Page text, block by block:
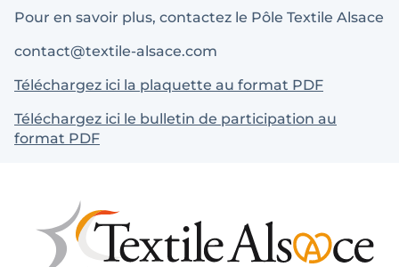
Pour en savoir plus, contactez le Pôle Textile Alsace
contact@textile-alsace.com
Téléchargez ici la plaquette au format PDF
Téléchargez ici le bulletin de participation au
format PDF